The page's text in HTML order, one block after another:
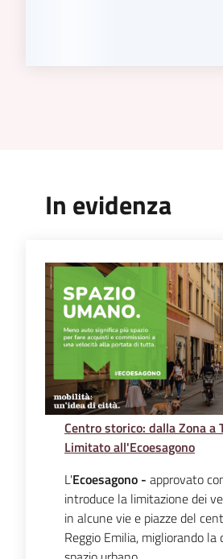
In evidenza
Centro storico: dalla Zona a
Limitato all'Ecoesagono
L'Ecoesagono - approvato
introduce la limitazione dei
in alcune vie e piazze del
Reggio Emilia, migliorando